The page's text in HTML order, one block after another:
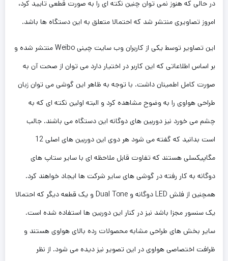
در حالی که هنوز نمی توان چنین نکته ای را به صورت قطعی تایید کرد،
امروز تصاویری منتشر شد که احتمالا متعلق به این دستگاه ها باشد.
این تصاویر توسط یکی از کاربران وب سایت چینی Weibo منتشر شده و
بر اساس اطلاعاتی که این کاربر در اختیار دارد می توان از صحت آن به
صورت کامل اطمینان داشت. با توجه به ظاهر این گوشی می توان زبان
طراحی هواوی را به وضوح مشاهده کرد و البته اولین نکته ای که به
چشم می خورد نیز دوربین های دوگانه این دستگاه می باشند. جالب
است بدانید که گفته می شود هر دوی این دوربین های اصلی 12
مگاپیکسلی هستند که تفاوت قابل ملاحظه ای با سایر ستاپ های
دوگانه به کار رفته در گوشی های سایر شرکت ها ایجاد خواهند کرد.
همچنین از فلش LED دوگانه و Dual Tone و یک قطعه دیگر که احتمالا
یک سنسور مجزا باشد نیز در کنار این دوربین ها استفاده شده است.
سایر بخش های طراحی مشابه محصولات رده بالای هواوی هستند و
ظرافت اختصاصی هواوی در این تصویر نیز دیده می شود. از نظر